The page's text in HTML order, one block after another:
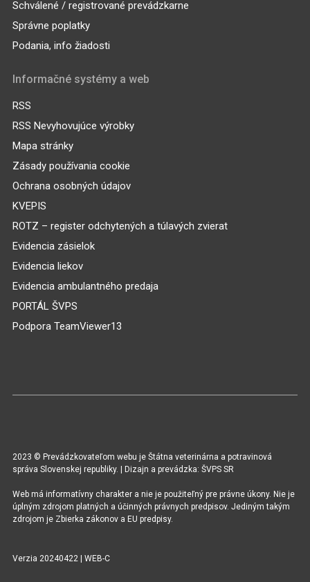
Schválené / registrované prevádzkarne
Správne poplatky
Podania, info žiadosti
Informačné systémy a web
RSS
RSS Nevyhovujúce výrobky
Mapa stránky
Zásady používania cookie
Ochrana osobných údajov
KVEPIS
ROTZ – register odchytených a túlavých zvierat
Evidencia zásielok
Evidencia liekov
Evidencia ambulantného predaja
PORTÁL ŠVPS
Podpora TeamViewer13
2023 © Prevádzkovateľom webu je Štátna veterinárna a potravinová
správa Slovenskej republiky. | Dizajn a prevádzka: ŠVPS SR
Web má informatívny charakter a nie je použiteľný pre právne úkony. Nie je
úplným zdrojom platných a účinných právnych predpisov. Jediným takým
zdrojom je Zbierka zákonov a EU predpisy.
Verzia 20240422 | WEB-C